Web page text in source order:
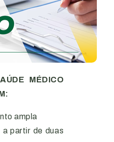
MÉDICO
ampla
a partir de duas